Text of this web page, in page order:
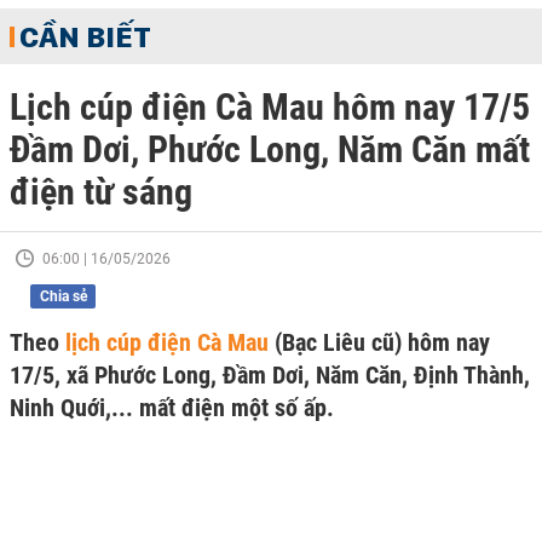
CẦN BIẾT
Lịch cúp điện Cà Mau hôm nay 17/5
Đầm Dơi, Phước Long, Năm Căn mất
điện từ sáng
06:00 | 16/05/2026
Chia sẻ
Theo lịch cúp điện Cà Mau (Bạc Liêu cũ) hôm nay
17/5, xã Phước Long, Đầm Dơi, Năm Căn, Định Thành,
Ninh Quới,... mất điện một số ấp.